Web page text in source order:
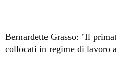
Bernardette Grasso: "Il
collocati in regime di lavoro